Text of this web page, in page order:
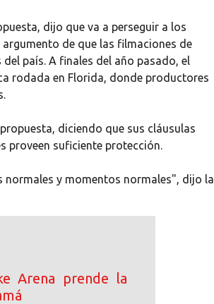
dijo que va a perseguir a los
de que las filmaciones de
país. A finales del año pasado, el
rodada en Florida, donde productores
diciendo que sus cláusulas
proveen suficiente protección.
normales y momentos normales", dijo la
Arena prende la